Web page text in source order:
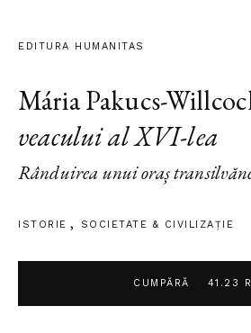
EDITURA HUMANITAS
Mária Pakucs-
veacului al XVI-lea
Rânduirea unui oraș
ISTORIE SOCIETATE & CIVILIZAŢIE
CUMPĂRĂ 41.23